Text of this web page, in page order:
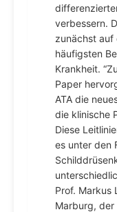
verbessern.
zunächst auf
häufigsten
Krankheit.
Paper
ATA die
die klinische
Diese
es unter den
Prof. Markus
Marburg, der